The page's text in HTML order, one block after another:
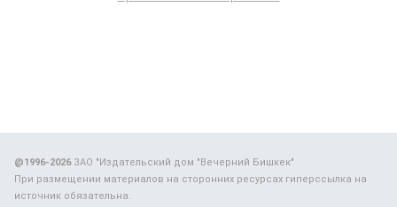
@1996-2026ЗАО "Издательский дом "Вечерний Бишкек"
При размещении материалов на сторонних ресурсах гиперссылка на
источник обязательна.